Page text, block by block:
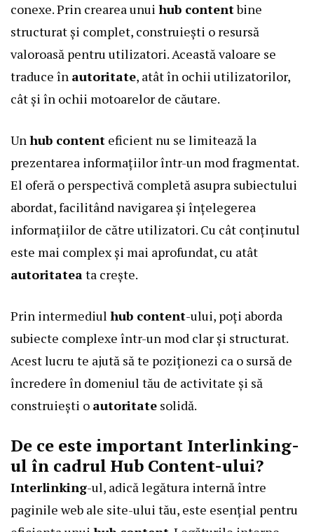
conexe. Prin crearea unui hub contentbine
structurat și complet, construiești o resursă
valoroasă pentru utilizatori. Această valoare se
traduce în autoritate, atât în ochii utilizatorilor,
cât și în ochii motoarelor de căutare.
Unhub content eficient nu se limitează la
prezentarea informațiilor într-un mod fragmentat.
El oferă o perspectivă completă asupra subiectului
abordat, facilitând navigarea și înțelegerea
informațiilor de către utilizatori. Cu cât conținutul
este mai complex și mai aprofundat, cu atât
autoritateata crește.
Prin intermediul hub content-ului, poți aborda
subiecte complexe într-un mod clar și structurat.
Acest lucru te ajută să te poziționezi ca o sursă de
încredere în domeniul tău de activitate și să
construiești o autoritate solidă.
De ce este important Interlinking-
ul în cadrul Hub Content-ului?
Interlinking-ul, adică legătura internă între
paginile web ale site-ului tău, este esențial pentru